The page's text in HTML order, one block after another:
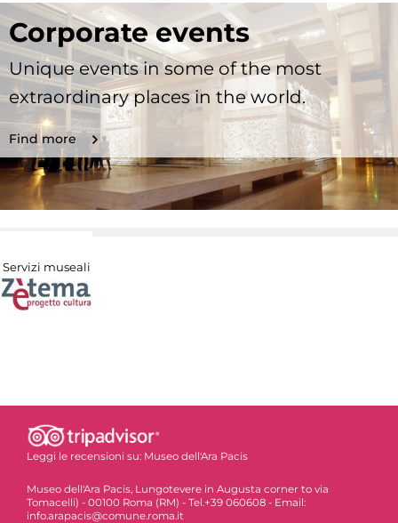
Corporate events
Unique events in some of the most
extraordinary places in the world.
Find more
Servizi museali
Leggi le recensioni su: Museo dell'Ara Pacis
Museo dell'Ara Pacis, Lungotevere in Augusta corner to via
Tomacelli) - 00100 Roma (RM) - Tel.+39 060608 - Email:
info.arapacis@comune.roma.it